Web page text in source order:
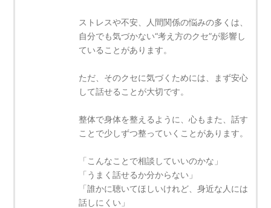
ストレスや不安、人間関係の悩みの多くは、
自分でも気づかない“考え方のクセ”が影響し
ていることがあります。
ただ、そのクセに気づくためには、まず安心
して話せることが大切です。
整体で身体を整えるように、心もまた、話す
ことで少しずつ整っていくことがあります。
「こんなことで相談していいのかな」
「うまく話せるか分からない」
「誰かに聴いてほしいけれど、身近な人には
話しにくい」